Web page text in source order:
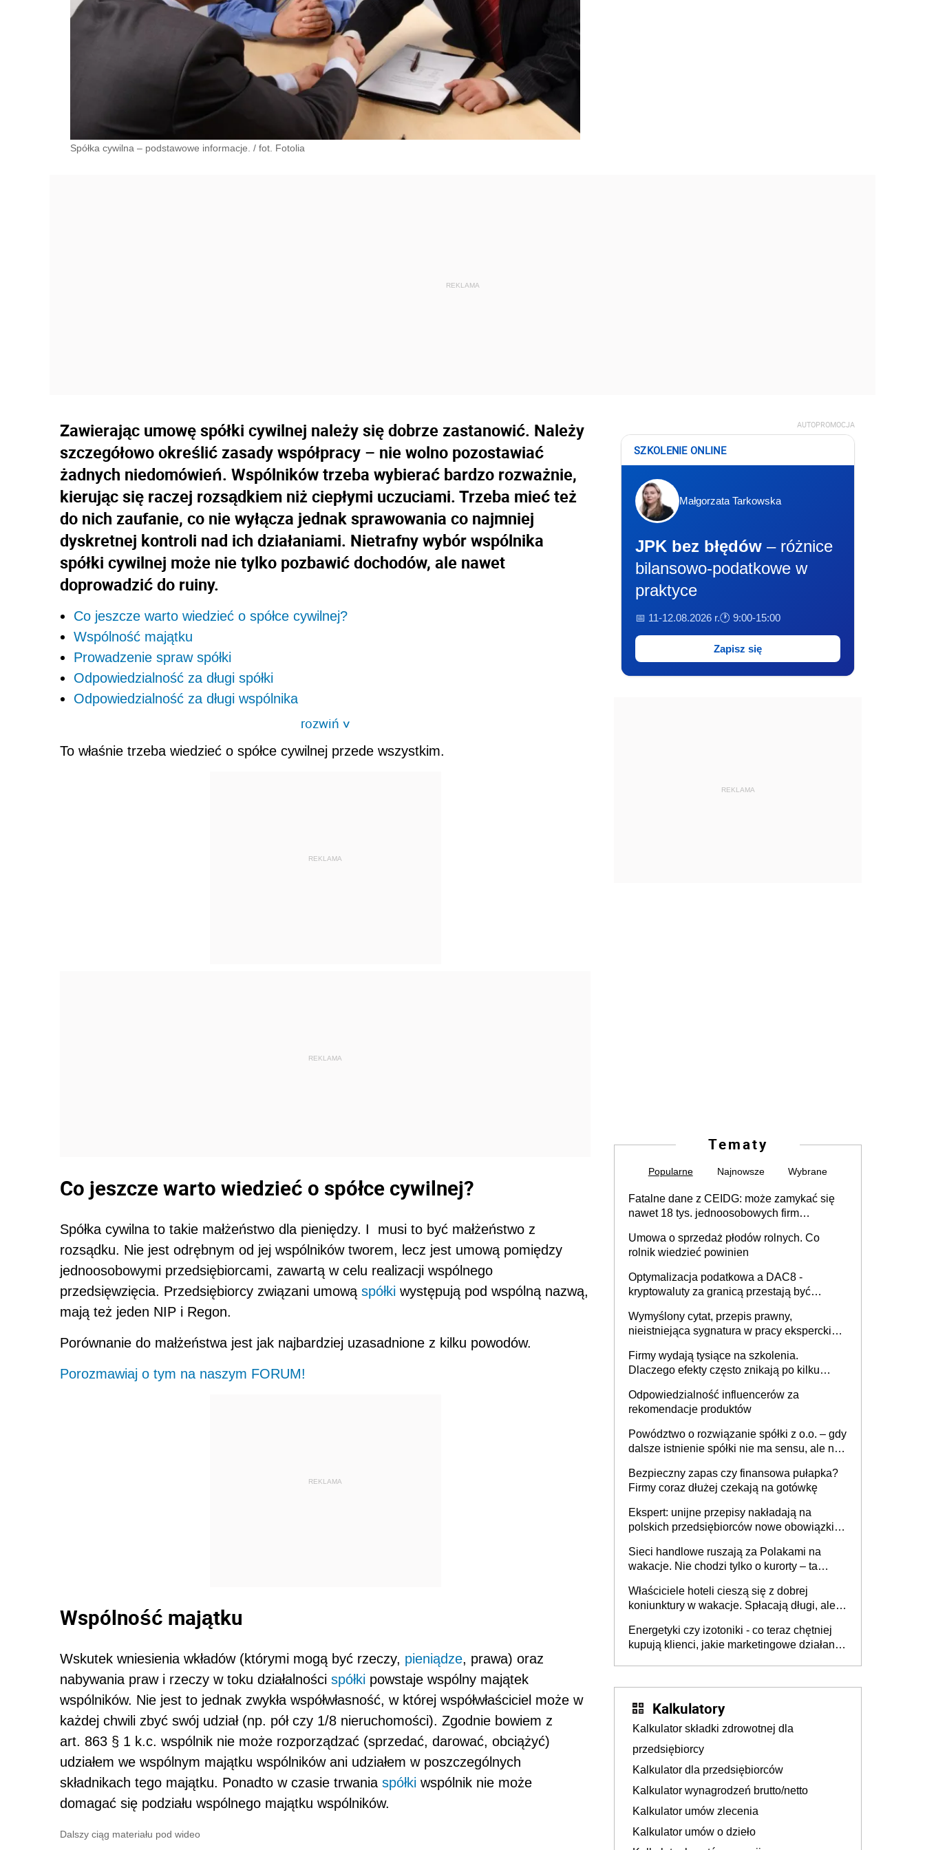
Spółka cywilna – podstawowe informacje. / fot. Fotolia
Zawierając umowę spółki cywilnej należy się dobrze zastanowić. Należy
szczegółowo określić zasady współpracy – nie wolno pozostawiać
żadnych niedomówień. Wspólników trzeba wybierać bardzo rozważnie,
kierując się raczej rozsądkiem niż ciepłymi uczuciami. Trzeba mieć też
do nich zaufanie, co nie wyłącza jednak sprawowania co najmniej
dyskretnej kontroli nad ich działaniami. Nietrafny wybór wspólnika
spółki cywilnej może nie tylko pozbawić dochodów, ale nawet
doprowadzić do ruiny.
Co jeszcze warto wiedzieć o spółce cywilnej?
Wspólność majątku
Prowadzenie spraw spółki
Odpowiedzialność za długi spółki
Odpowiedzialność za długi wspólnika
rozwiń>
To właśnie trzeba wiedzieć o spółce cywilnej przede wszystkim.
REKLAMA
REKLAMA
Co jeszcze warto wiedzieć o spółce cywilnej?
Spółka cywilna to takie małżeństwo dla pieniędzy. I musi to być małżeństwo z
rozsądku. Nie jest odrębnym od jej wspólników tworem, lecz jest umową pomiędzy
jednoosobowymi przedsiębiorcami, zawartą w celu realizacji wspólnego
przedsięwzięcia. Przedsiębiorcy związani umową spółki występują pod wspólną nazwą,
mają też jeden NIP i Regon.
Porównanie do małżeństwa jest jak najbardziej uzasadnione z kilku powodów.
Porozmawiaj o tym na naszym FORUM!
REKLAMA
Wspólność majątku
Wskutek wniesienia wkładów (którymi mogą być rzeczy, pieniądze, prawa) oraz
nabywania praw i rzeczy w toku działalności spółki powstaje wspólny majątek
wspólników. Nie jest to jednak zwykła współwłasność, w której współwłaściciel może w
każdej chwili zbyć swój udział (np. pół czy 1/8 nieruchomości). Zgodnie bowiem z
art. 863 § 1 k.c. wspólnik nie może rozporządzać (sprzedać, darować, obciążyć)
udziałem we wspólnym majątku wspólników ani udziałem w poszczególnych
składnikach tego majątku. Ponadto w czasie trwania spółki wspólnik nie może
domagać się podziału wspólnego majątku wspólników.
Dalszy ciąg materiału pod wideo
AUTOPROMOCJA
SZKOLENIE ONLINE
Małgorzata Tarkowska
JPK bez błędów – różnice
bilansowo-podatkowe w
praktyce
📅 11-12.08.2026 r.🕐 9:00-15:00
Zapisz się
REKLAMA
Tematy
Popularne Najnowsze Wybrane
Fatalne dane z CEIDG: może zamykać się
nawet 18 tys. jednoosobowych firm
Umowa o sprzedaż płodów rolnych. Co
rolnik wiedzieć powinien
Optymalizacja podatkowa a DAC8 -
kryptowaluty za granicą przestają być
Wymyślony cytat, przepis prawny,
nieistniejąca sygnatura w pracy eksperckiej -
firmie
Firmy wydają tysiące na szkolenia.
Dlaczego efekty często znikają po kilku
Odpowiedzialność influencerów za
rekomendacje produktów
Powództwo o rozwiązanie spółki z o.o. – gdy
dalsze istnienie spółki nie ma sensu, ale nie
Bezpieczny zapas czy finansowa pułapka?
Firmy coraz dłużej czekają na gotówkę
Ekspert: unijne przepisy nakładają na
polskich przedsiębiorców nowe obowiązki w
Sieci handlowe ruszają za Polakami na
wakacje. Nie chodzi tylko o kurorty – ta
tam, gdzie wielu spędzi urlop po cichu
Właściciele hoteli cieszą się z dobrej
koniunktury w wakacje. Spłacają długi, ale
Energetyki czy izotoniki - co teraz chętniej
kupują klienci, jakie marketingowe działania
Kalkulatory
Kalkulator składki zdrowotnej dla
przedsiębiorcy
Kalkulator dla przedsiębiorców
Kalkulator wynagrodzeń brutto/netto
Kalkulator umów zlecenia
Kalkulator umów o dzieło